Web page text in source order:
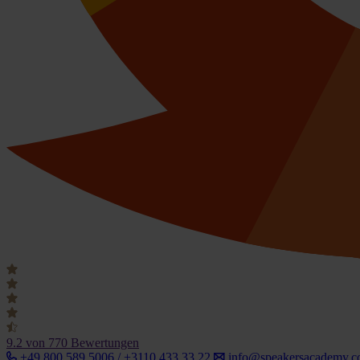
9.2 von 770 Bewertungen
+49 800 589 5006 / +3110 433 33 22